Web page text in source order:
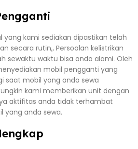
yang kami sediakan dipastikan telah
secara rutin,, Persoalan kelistrikan
sewaktu waktu bisa anda alami. Oleh
mobil pengganti yang
saat mobil yang anda sewa
kami memberikan unit dengan
aktifitas anda tidak terhambat
yang anda sewa.